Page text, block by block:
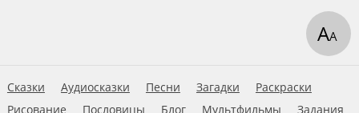
Сказки Аудиосказки Песни Загадки
Раскраски
Рисование
Пословицы Блог Мультфильмы Задания
АА